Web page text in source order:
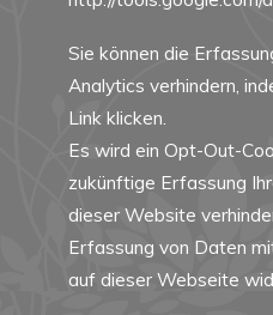
Sie können die
Analytics verhindern,
Link klicken.
Es wird ein Opt-Out-
zukünftige Erfassung
dieser Website
Erfassung von Daten
auf dieser Webseite